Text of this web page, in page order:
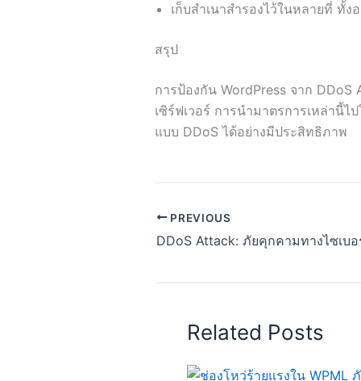
เก็บสำเนาสำรองไว้ในหลายที่ ทั้
สรุป
การป้องกัน WordPress จาก
เซิร์ฟเวอร์ การนำมาตรการเหล่านี้
แบบ DDoS ได้อย่างมีประสิทธิภาพ
PREVIOUS
DDoS Attack: ภัยคุกคามทางไซเบ
Related Posts